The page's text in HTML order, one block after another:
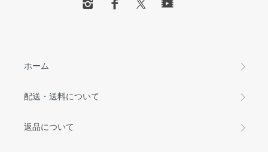
ホーム
配送・送料について
返品について